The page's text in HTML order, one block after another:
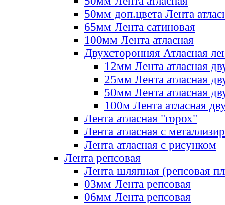
50мм доп.цвета Лента
65мм Лента сатиновая
100мм Лента атласная
Двухсторонняя Атласная
12мм Лента атласная
25мм Лента атласная
50мм Лента атласная
100м Лента атласная
Лента атласная "горох"
Лента атласная с
Лента атласная с рисунком
Лента репсовая
Лента шляпная (репсовая
03мм Лента репсовая
06мм Лента репсовая